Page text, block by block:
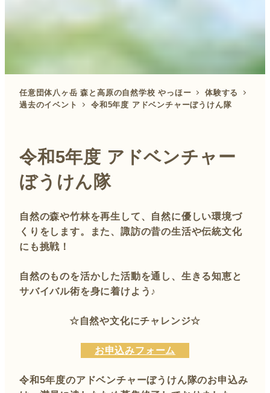
任意団体八ヶ岳 森と高原の自然学校 やっほー
体験する
過去のイベント
令和5年度 アドベンチャーぼうけん隊
令和5年度 アドベンチャー
ぼうけん隊
自然の森や竹林を再生して、自然に優しい環境づ
くりをします。また、諏訪の昔の生活や伝統文化
にも挑戦！
自然のものを活かした活動を通し、生きる知恵と
サバイバル術を身に着けよう♪
☆自然や文化にチャレンジ☆
お申込みフォーム
令和5年度のアドベンチャーぼうけん隊のお申込み